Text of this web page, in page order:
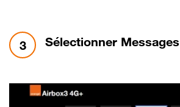
3 étape 3:
Sélectionner Messages